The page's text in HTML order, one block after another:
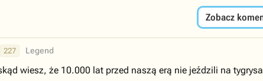
Zobacz
227 Legend
wiesz, że 10.000 lat przed naszą erą nie jeździli na